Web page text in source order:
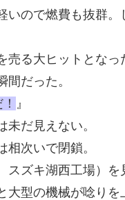
ので燃費も抜群。
る大ヒットとなっ
だった。
』
だ見えない。
次いで閉鎖。
ズキ湖西工場）を
型の機械が唸りを